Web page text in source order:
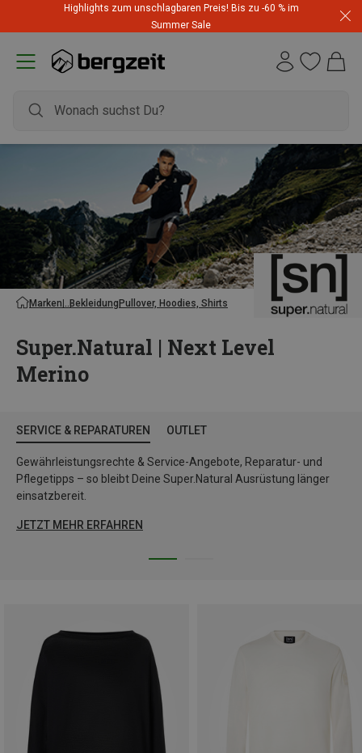
Highlights zum unschlagbaren Preis! Bis zu -60 % im
Summer Sale
Marken BekleidungPullover, Hoodies, Shirts
Super.Natural | Next Level
Merino
SERVICE & REPARATUREN OUTLET
Gewährleistungsrechte & Service-Angebote, Reparatur- und
Pflegetipps – so bleibt Deine Super.Natural Ausrüstung länger
einsatzbereit.
JETZT MEHR ERFAHREN